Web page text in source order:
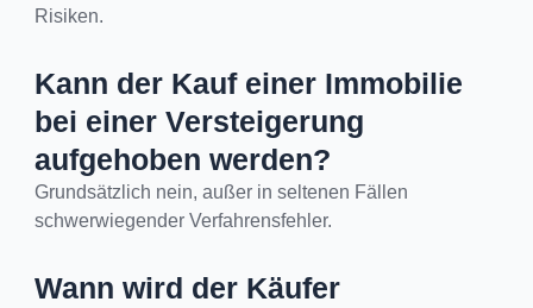
Risiken.
Kann der Kauf einer Immobilie
bei einer Versteigerung
aufgehoben werden?
Grundsätzlich nein, außer in seltenen Fällen
schwerwiegender Verfahrensfehler.
Wann wird der Käufer